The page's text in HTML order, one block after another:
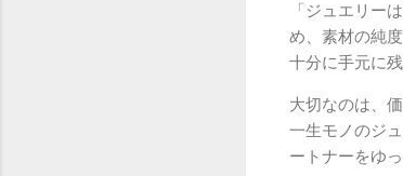
「ジュエリー
め、素材の純
十分に手元に
大切なのは、
一生モノのジ
ートナーをゆ